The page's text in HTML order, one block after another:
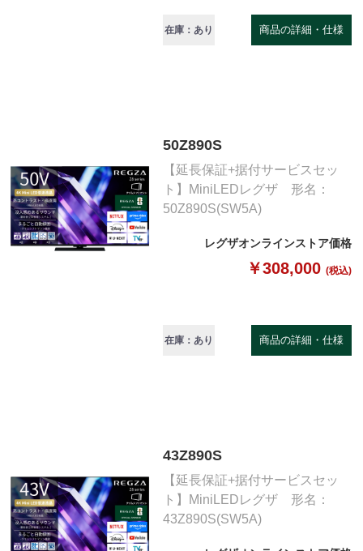
在庫：あり 商品の詳細・仕様
50Z890S
【延長保証+据付サービスセッ
ト】MiniLEDレグザ 形名：
50Z890S(SW5A)
レグザオンラインストア価格
￥308,000 (税込)
在庫：あり 商品の詳細・仕様
43Z890S
【延長保証+据付サービスセッ
ト】MiniLEDレグザ 形名：
43Z890S(SW5A)